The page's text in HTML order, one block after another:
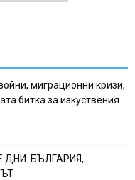
миграционни кризи,
битка за изкуствения
БЪЛГАРИЯ,